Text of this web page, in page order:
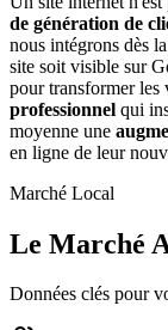
de génération de
nous intégrons dès
site soit visible sur
pour transformer les
professionnel qui
moyenne une
en ligne de leur
Marché Local
Le Marché
Données clés pour